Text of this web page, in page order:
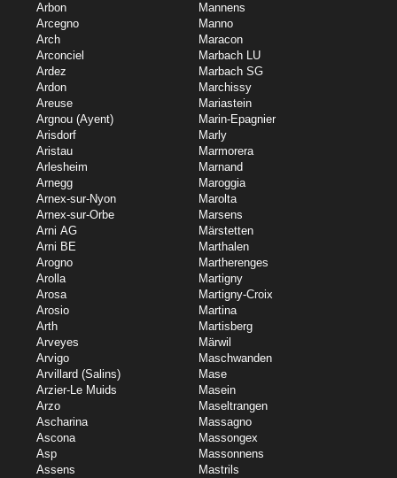
Arbon
Arcegno
Arch
Arconciel
Ardez
Ardon
Areuse
Argnou (Ayent)
Arisdorf
Aristau
Arlesheim
Arnegg
Arnex-sur-Nyon
Arnex-sur-Orbe
Arni AG
Arni BE
Arogno
Arolla
Arosa
Arosio
Arth
Arveyes
Arvigo
Arvillard (Salins)
Arzier-Le Muids
Arzo
Ascharina
Ascona
Asp
Assens
Mannens
Manno
Maracon
Marbach LU
Marbach SG
Marchissy
Mariastein
Marin-Epagnier
Marly
Marmorera
Marnand
Maroggia
Marolta
Marsens
Märstetten
Marthalen
Martherenges
Martigny
Martigny-Croix
Martina
Martisberg
Märwil
Maschwanden
Mase
Masein
Maseltrangen
Massagno
Massongex
Massonnens
Mastrils